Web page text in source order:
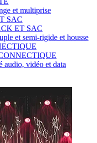
et multiprise
SAC
ET SAC
et semi-rigide et housse
audio, vidéo et data